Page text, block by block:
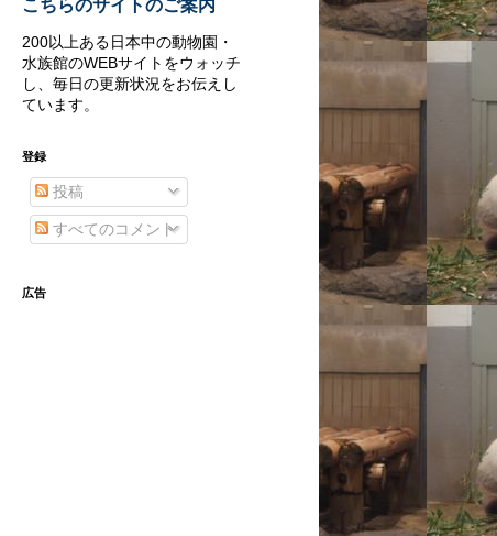
こちらのサイトのご案内
200以上ある日本中の動物園・
水族館のWEBサイトをウォッチ
し、毎日の更新状況をお伝えし
ています。
登録
投稿
すべてのコメント
広告